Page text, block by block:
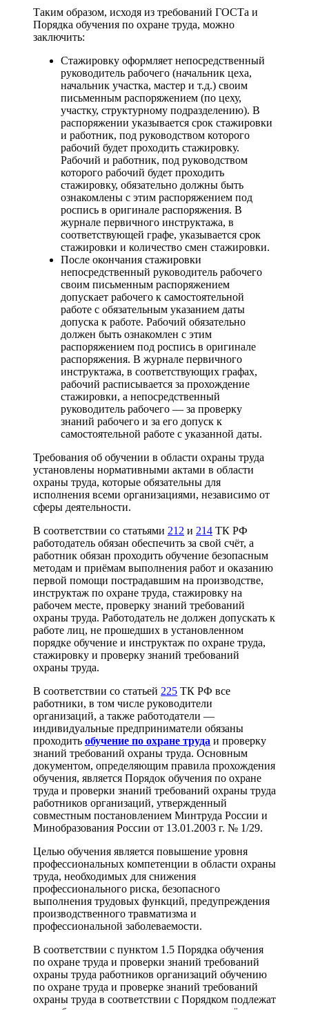
Таким образом, исходя из требований ГОСТа и
Порядка обучения по охране труда, можно
заключить:
Стажировку оформляет непосредственный
руководитель рабочего (начальник цеха,
начальник участка, мастер и т.д.) своим
письменным распоряжением (по цеху,
участку, структурному подразделению). В
распоряжении указывается срок стажировки
и работник, под руководством которого
рабочий будет проходить стажировку.
Рабочий и работник, под руководством
которого рабочий будет проходить
стажировку, обязательно должны быть
ознакомлены с этим распоряжением под
роспись в оригинале распоряжения. В
журнале первичного инструктажа, в
соответствующей графе, указывается срок
стажировки и количество смен стажировки.
После окончания стажировки
непосредственный руководитель рабочего
своим письменным распоряжением
допускает рабочего к самостоятельной
работе с обязательным указанием даты
допуска к работе. Рабочий обязательно
должен быть ознакомлен с этим
распоряжением под роспись в оригинале
распоряжения. В журнале первичного
инструктажа, в соответствующих графах,
рабочий расписывается за прохождение
стажировки, а непосредственный
руководитель рабочего — за проверку
знаний рабочего и за его допуск к
самостоятельной работе с указанной даты.
Требования об обучении в области охраны труда
установлены нормативными актами в области
охраны труда, которые обязательны для
исполнения всеми организациями, независимо от
сферы деятельности.
В соответствии со статьями 212 и 214 ТК РФ
работодатель обязан обеспечить за свой счёт, а
работник обязан проходить обучение безопасным
методам и приёмам выполнения работ и оказанию
первой помощи пострадавшим на производстве,
инструктаж по охране труда, стажировку на
рабочем месте, проверку знаний требований
охраны труда. Работодатель не должен допускать к
работе лиц, не прошедших в установленном
порядке обучение и инструктаж по охране труда,
стажировку и проверку знаний требований
охраны труда.
В соответствии со статьей 225 ТК РФ все
работники, в том числе руководители
организаций, а также работодатели —
индивидуальные предприниматели обязаны
проходить обучение по охране труда и проверку
знаний требований охраны труда. Основным
документом, определяющим правила прохождения
обучения, является Порядок обучения по охране
труда и проверки знаний требований охраны труда
работников организаций, утвержденный
совместным постановлением Минтруда России и
Минобразования России от 13.01.2003 г. № 1/29.
Целью обучения является повышение уровня
профессиональных компетенции в области охраны
труда, необходимых для снижения
профессионального риска, безопасного
выполнения трудовых функций, предупреждения
производственного травматизма и
профессиональной заболеваемости.
В соответствии с пунктом 1.5 Порядка обучения
по охране труда и проверки знаний требований
охраны труда работников организаций обучению
по охране труда и проверке знаний требований
охраны труда в соответствии с Порядком подлежат